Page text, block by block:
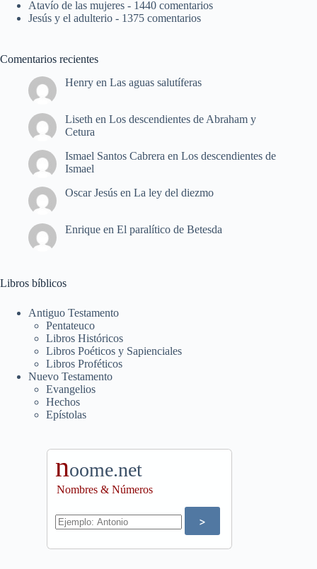
Atavío de las mujeres - 1440 comentarios
Jesús y el adulterio - 1375 comentarios
Comentarios recientes
Henry en Las aguas salutíferas
Liseth en Los descendientes de Abraham y
Cetura
Ismael Santos Cabrera en Los descendientes de
Ismael
Oscar Jesús en La ley del diezmo
Enrique en El paralítico de Betesda
Libros bíblicos
Antiguo Testamento
Pentateuco
Libros Históricos
Libros Poéticos y Sapienciales
Libros Proféticos
Nuevo Testamento
Evangelios
Hechos
Epístolas
noome.net
Nombres & Números